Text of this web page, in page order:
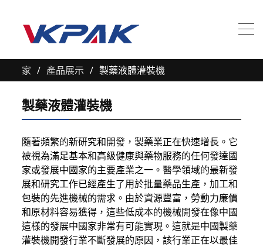
家 產品展示 製藥液體灌裝機
製藥液體灌裝機
隨著頻繁的新研究和開發，製藥業正在快速增長。它
被視為滿足基本和高級健康與藥物服務的任何發達國
家或發展中國家的主要產業之一。醫學領域的最新發
展和研究工作已經產生了用於批量藥品生產，加工和
包裝的先進機械的需求。由於資源豐富，勞動力廉價
和原材料容易獲得，這些低成本的機械開發在像中國
這樣的發展中國家非常有可能實現。這就是中國製藥
灌裝機開發行業不斷發展的原因，該行業正在以最佳